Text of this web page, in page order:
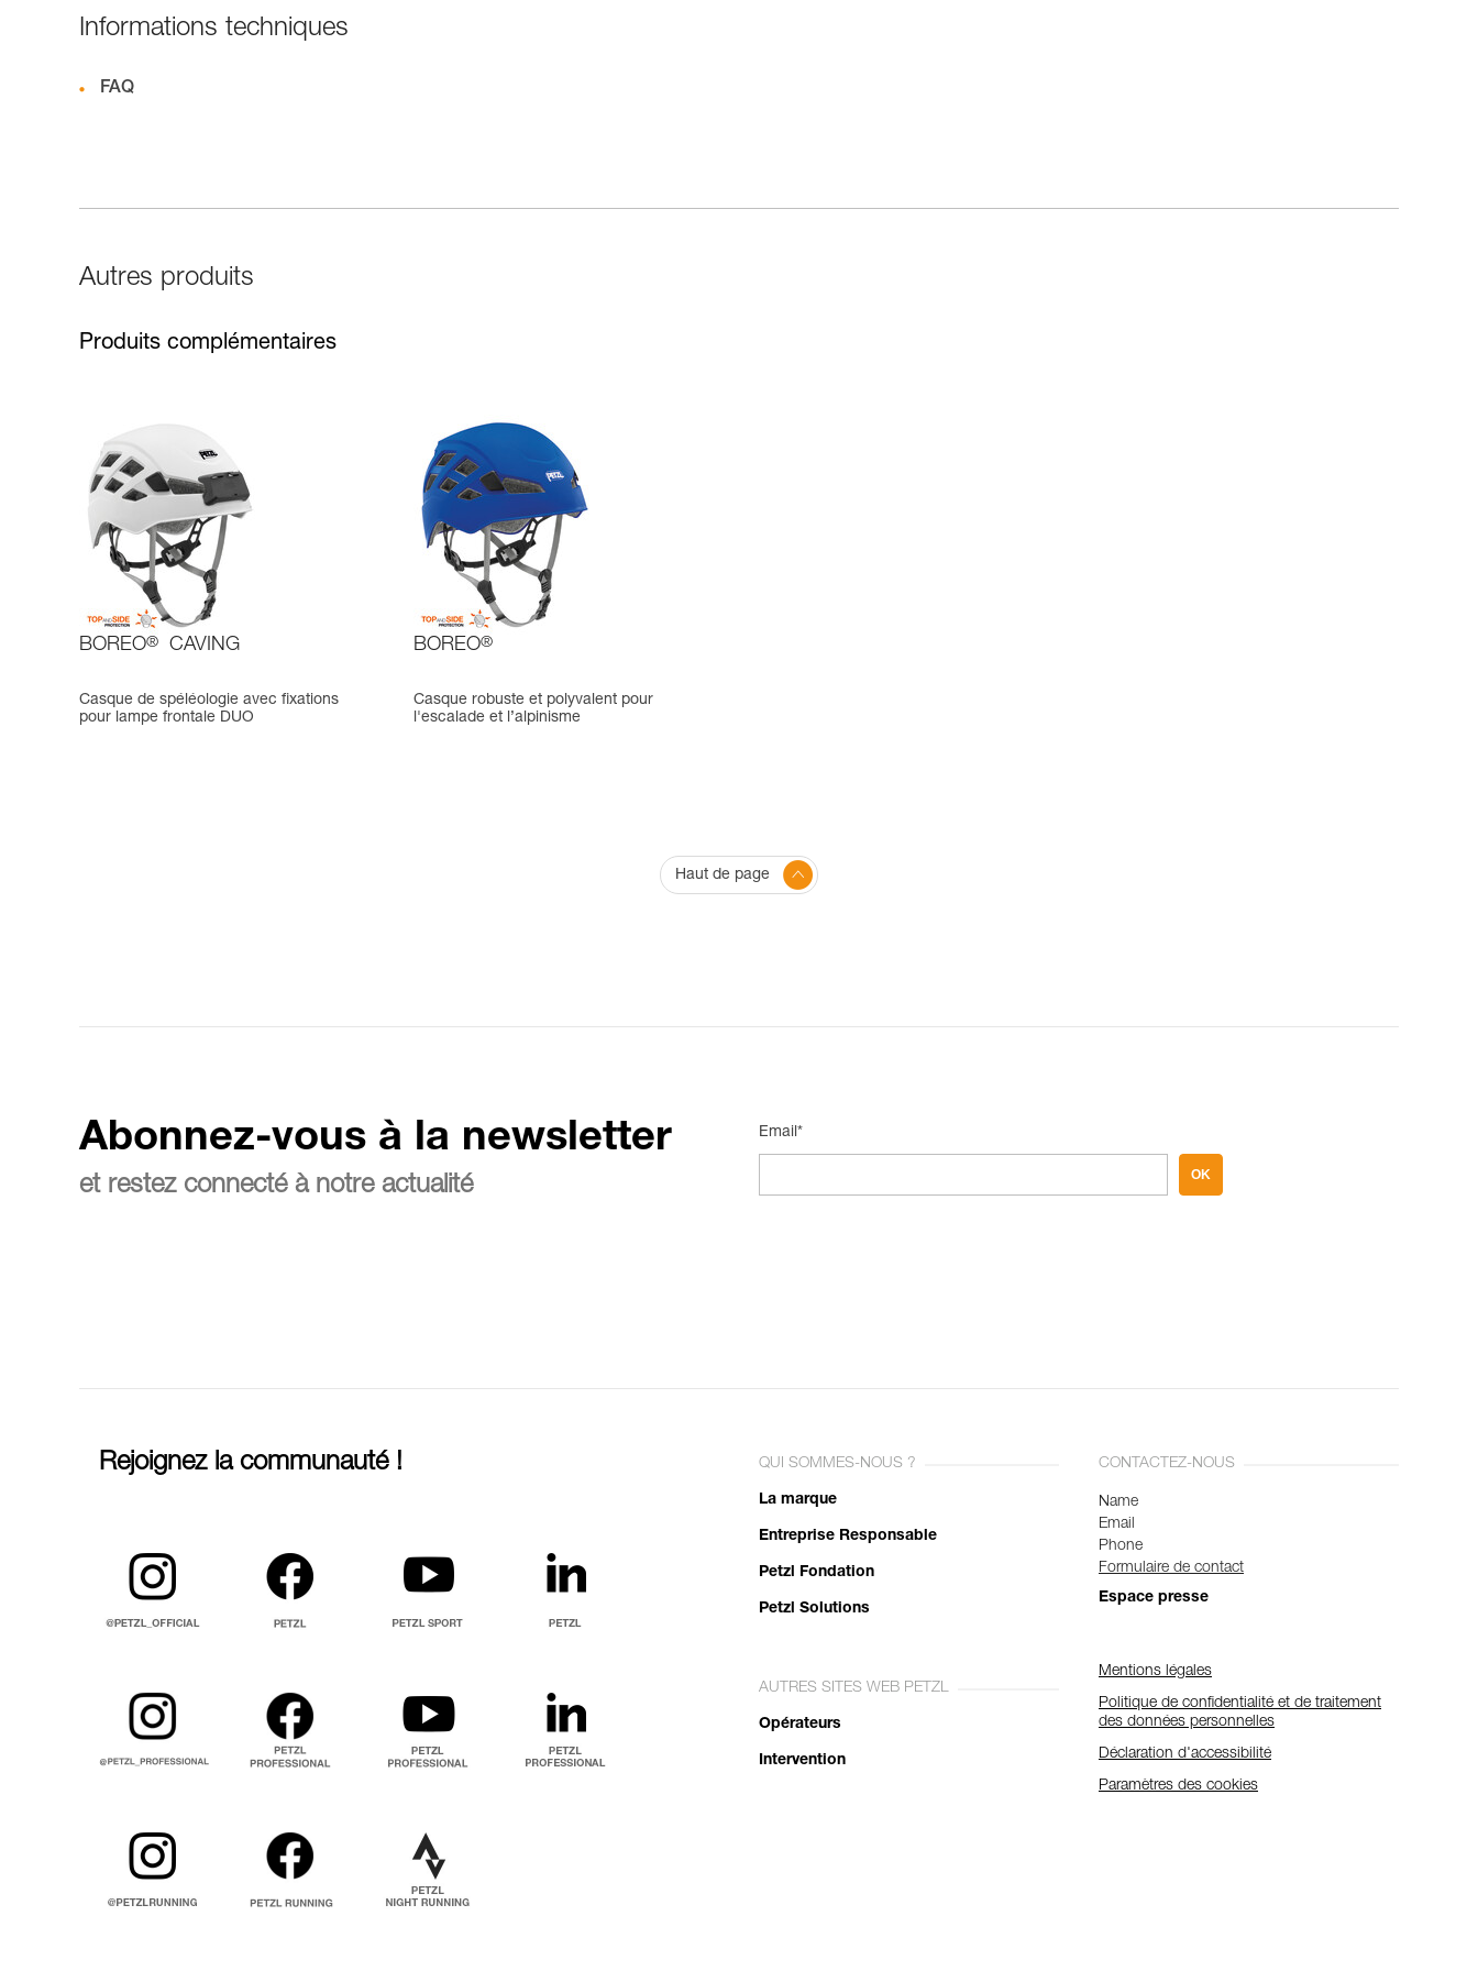
Informations techniques
FAQ
Autres produits
Produits complémentaires
BOREO® CAVING
Casque de spéléologie avec fixations
pour lampe frontale DUO
BOREO®
Casque robuste et polyvalent pour
l'escalade et l’alpinisme
Haut de page
Abonnez-vous à la newsletter
et restez connecté à notre actualité
Email*
OK
Rejoignez la communauté ! QUI SOMMES-NOUS ?
La marque
Entreprise Responsable
Petzl Fondation
Petzl Solutions
AUTRES SITES WEB PETZL
Opérateurs
Intervention
CONTACTEZ-NOUS
Name
Email
Phone
Formulaire de contact
Espace presse
Mentions légales
Politique de confidentialité et de traitement
des données personnelles
Déclaration d'accessibilité
Paramètres des cookies